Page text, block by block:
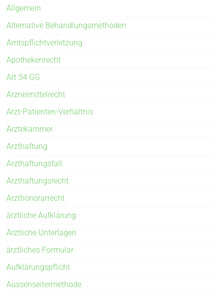
Allgemein
Alternative Behandlungsmethoden
Amtspflichtverletzung
Apothekenrecht
Art 34 GG
Arzneimittelrecht
Arzt-Patienten-Verhältnis
Ärztekammer
Arzthaftung
Arzthaftungsfall
Arzthaftungsrecht
Arzthonorarrecht
ärztliche Aufklärung
Ärztliche Unterlagen
ärztliches Formular
Aufklärungspflicht
Aussenseitermethode